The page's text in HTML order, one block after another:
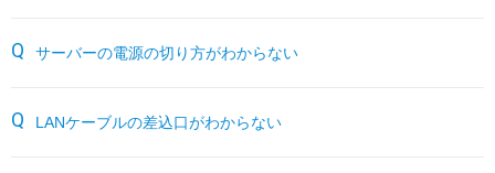
DOBERMAN SYSTEM
リステックサポート付きPC
介護福祉
企業の情報漏えい対策
DOBERMAN SYSTEM保証内容
リモート保守について
よくあるお問い合わせ
サーバーの電源の切り方がわからない
LANケーブルの差込口がわからない